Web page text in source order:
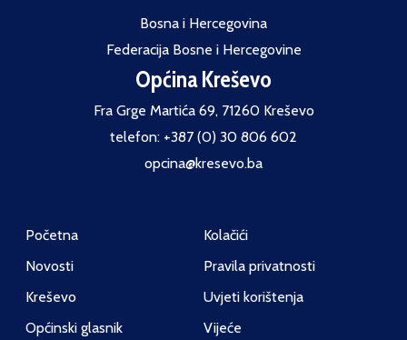
Bosna i Hercegovina
Federacija Bosne i Hercegovine
Općina Kreševo
Fra Grge Martića 69, 71260 Kreševo
telefon: +387 (0) 30 806 602
opcina@kresevo.ba
Početna
Novosti
Kreševo
Općinski glasnik
Kolačići
Pravila privatnosti
Uvjeti korištenja
Vijeće